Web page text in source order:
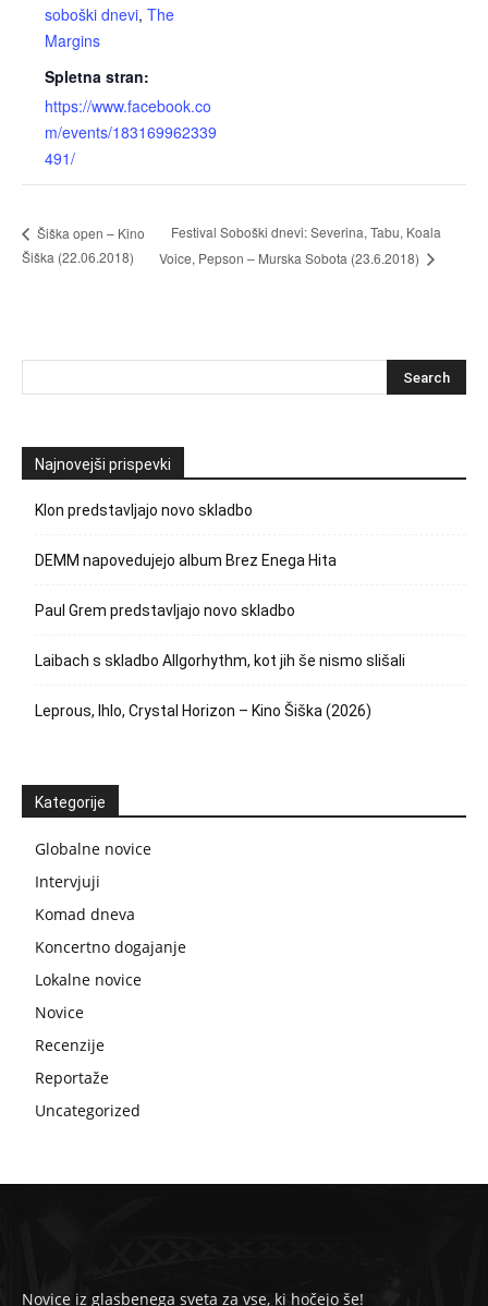
soboški dnevi, The
Margins
Spletna stran:
https://www.facebook.co
m/events/183169962339
491/
Šiška open – Kino
Šiška (22.06.2018)
Festival Soboški dnevi: Severina, Tabu, Koala
Voice, Pepson – Murska Sobota (23.6.2018)
Najnovejši prispevki
Klon predstavljajo novo skladbo
DEMM napovedujejo album Brez Enega Hita
Paul Grem predstavljajo novo skladbo
Laibach s skladbo Allgorhythm, kot jih še nismo slišali
Leprous, Ihlo, Crystal Horizon – Kino Šiška (2026)
Kategorije
Globalne novice
Intervjuji
Komad dneva
Koncertno dogajanje
Lokalne novice
Novice
Recenzije
Reportaže
Uncategorized
Novice iz glasbenega sveta za vse, ki hočejo še!